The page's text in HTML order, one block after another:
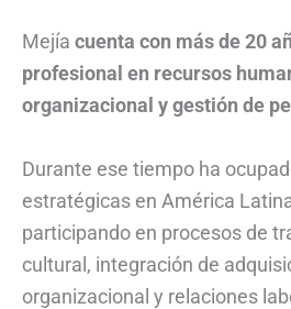
Mejía cuenta con más de 20
profesional en recursos
organizacional y gestión de
Durante ese tiempo ha
estratégicas en América
participando en procesos de
cultural, integración de
organizacional y relaciones